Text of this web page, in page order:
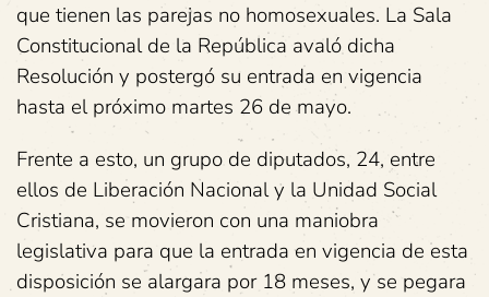
que tienen las parejas no homosexuales. La Sala
Constitucional de la República avaló dicha
Resolución y postergó su entrada en vigencia
hasta el próximo martes 26 de mayo.
Frente a esto, un grupo de diputados, 24, entre
ellos de Liberación Nacional y la Unidad Social
Cristiana, se movieron con una maniobra
legislativa para que la entrada en vigencia de esta
disposición se alargara por 18 meses, y se pegara